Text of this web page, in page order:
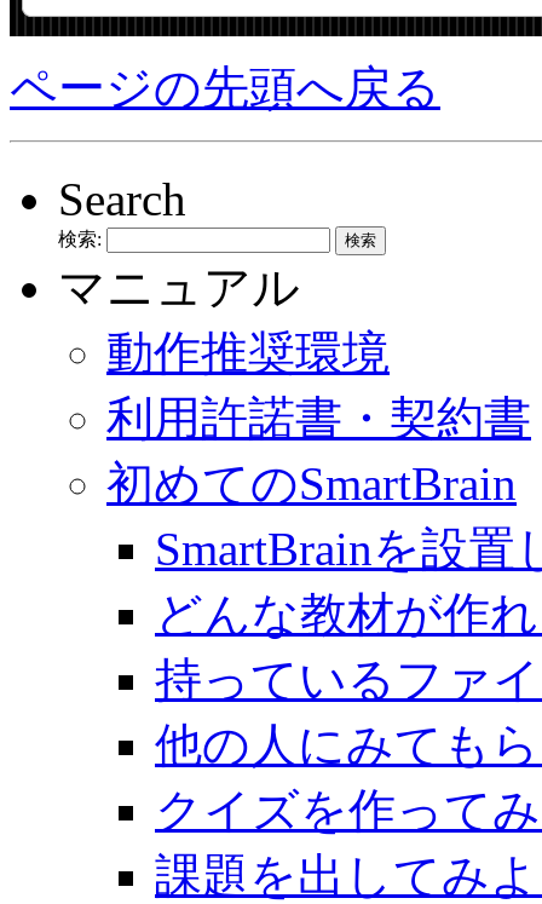
ページの先頭へ戻る
Search
検索:
マニュアル
動作推奨環境
利用許諾書・契約書
初めてのSmartBrain
SmartBrainを設置
どんな教材が作
持っているファ
他の人にみても
クイズを作って
課題を出してみ